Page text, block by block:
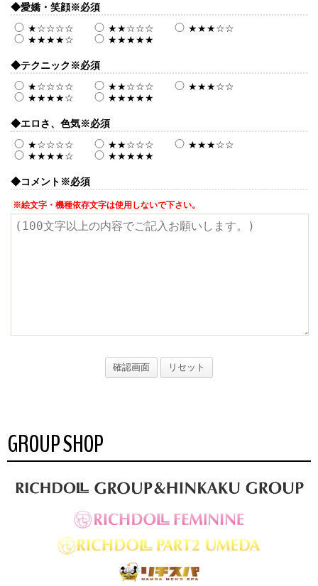
◆愛嬌・笑顔※必須
★☆☆☆☆
★★☆☆☆
★★★☆☆
★★★★☆
★★★★★
◆テクニック ※必須
★☆☆☆☆
★★☆☆☆
★★★☆☆
★★★★☆
★★★★★
◆エロさ、色気※必須
★☆☆☆☆
★★☆☆☆
★★★☆☆
★★★★☆
★★★★★
◆コメント ※必須
※絵文字・機種依存文字は使用しないで下さい。
GROUP SHOP